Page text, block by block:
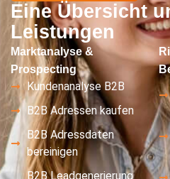
Eine Übersicht
Leistungen
Marktanalyse &
Prospecting
Kundenanalyse B2B
B2B Adressen kaufen
B2B Adressdaten
bereinigen
B2B Leadgenerierung